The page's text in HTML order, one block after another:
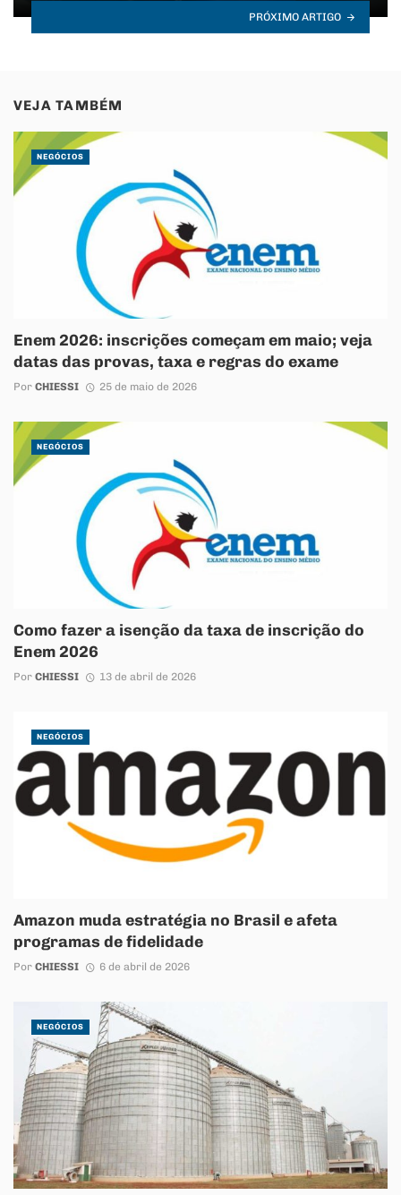
PRÓXIMO ARTIGO
VEJA TAMBÉM
Enem 2026: inscrições começam em maio; veja
datas das provas, taxa e regras do exame
Por CHIESSI 25 de maio de 2026
NEGÓCIOS
Como fazer a isenção da taxa de inscrição do
Enem 2026
Por CHIESSI 13 de abril de 2026
NEGÓCIOS
Amazon muda estratégia no Brasil e afeta
programas de fidelidade
Por CHIESSI 6 de abril de 2026
NEGÓCIOS
NEGÓCIOS